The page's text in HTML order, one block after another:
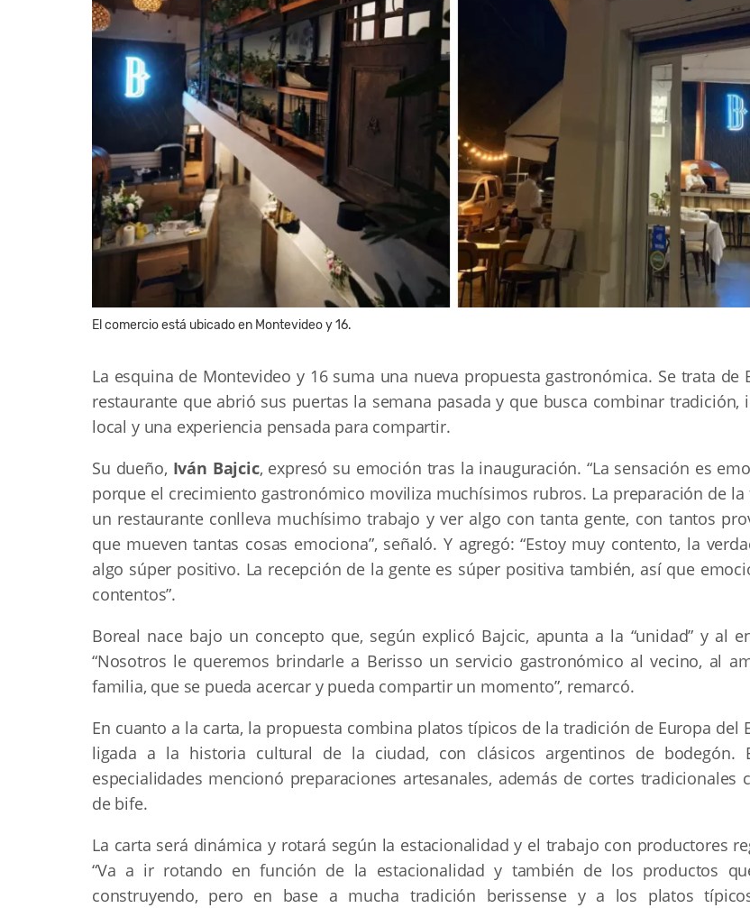
El comercio está ubicado en Montevideo y 16.
La esquina de Montevideo y 16 suma una nueva propuesta gastronómica. Se trata de
restaurante que abrió sus puertas la semana pasada y que busca combinar tradición,
local y una experiencia pensada para compartir.
Su dueño, Iván Bajcic, expresó su emoción tras la inauguración. “La sensación es
porque el crecimiento gastronómico moviliza muchísimos rubros. La preparación de la
un restaurante conlleva muchísimo trabajo y ver algo con tanta gente, con tantos
que mueven tantas cosas emociona”, señaló. Y agregó: “Estoy muy contento, la
algo súper positivo. La recepción de la gente es súper positiva también, así que
contentos”.
Boreal nace bajo un concepto que, según explicó Bajcic, apunta a la “unidad” y al
“Nosotros le queremos brindarle a Berisso un servicio gastronómico al vecino, al
familia, que se pueda acercar y pueda compartir un momento”, remarcó.
En cuanto a la carta, la propuesta combina platos típicos de la tradición de Europa del
ligada a la historia cultural de la ciudad, con clásicos argentinos de bodegón.
especialidades mencionó preparaciones artesanales, además de cortes tradicionales
de bife.
La carta será dinámica y rotará según la estacionalidad y el trabajo con productores
“Va a ir rotando en función de la estacionalidad y también de los productos
construyendo, pero en base a mucha tradición berissense y a los platos